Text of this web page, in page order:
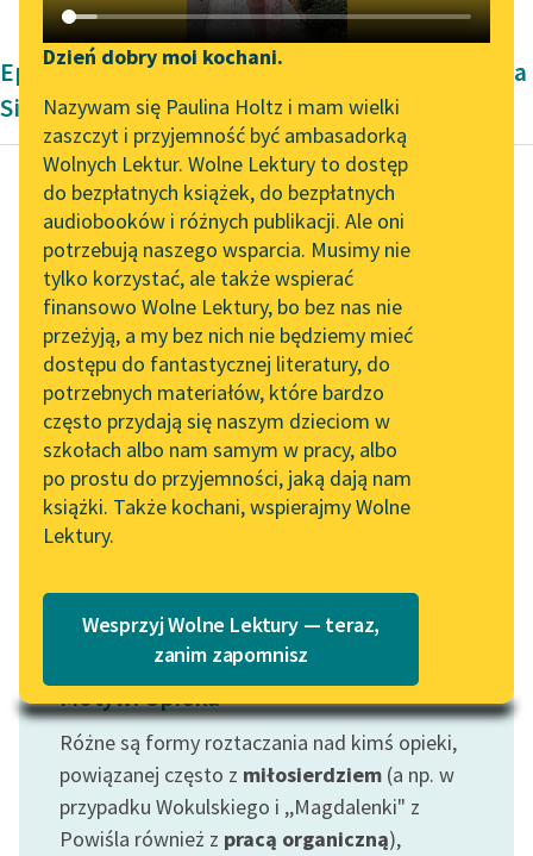
Katalog DAISY
Podkasty o książkach
Zgłoś brak utworu
Aktualności
„Prokurator Alicja Horn”
do słuchania
Byliśmy częścią AI Impact
Lab
Zapraszamy na spotkanie
online z tłumaczkami
literatury skandynawskiej
Spotkanie z Katarzyną
Tunkiel w Oslo
102. lata temu zmarł
Joseph Conrad
Lektury szkolne i klasyka
literatury do słuchania dla
uczennic i uczniów z
niepełnosprawnościami
E-kolekcja lektur
szkolnych i literatury do
słuchania dla uczennic i
Narzędzia
Mapa Wolnych Lektur
Leśmianator
Przewodnik dla piszących i
czytających
API
OAI-PMH
Widget Wolnych Lektur
Przypisy
Katalog w formacie PDF
Dzień dobry moi kochani.
Nazywam się Paulina Holtz i mam wielki
zaszczyt i przyjemność być ambasadorką
Wolnych Lektur. Wolne Lektury to dostęp
do bezpłatnych książek, do bezpłatnych
audiobooków i różnych publikacji. Ale oni
potrzebują naszego wsparcia. Musimy nie
tylko korzystać, ale także wspierać
finansowo Wolne Lektury, bo bez nas nie
przeżyją, a my bez nich nie będziemy mieć
dostępu do fantastycznej literatury, do
potrzebnych materiałów, które bardzo
często przydają się naszym dzieciom w
szkołach albo nam samym w pracy, albo
po prostu do przyjemności, jaką dają nam
książki. Także kochani, wspierajmy Wolne
Lektury.
Wesprzyj Wolne Lektury — teraz,
zanim zapomnisz
Epika Dwudziestolecie międzywojenne Wacława
Sieroszewskiego
Wacław Sieroszewski
Wrażenia z Anglii
Ochronki okazały się
nieszczególne. W paru
widnych i czystych
pokoikach starego,
ciemnego domu
bawiło się...
Motyw: Opieka
Różne są formy roztaczania nad kimś opieki,
powiązanej często z miłosierdziem (a np. w
przypadku Wokulskiego i ,,Magdalenki" z
Powiśla również z pracą organiczną),